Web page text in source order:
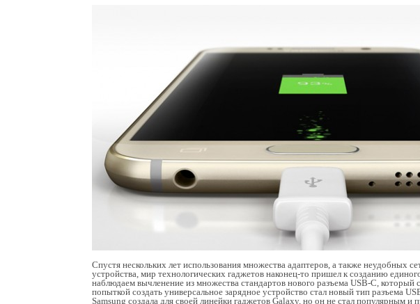
Спустя нескольких лет использования множества адаптеров, а также неудобных
устройства, мир технологических гаджетов наконец-то пришел к созданию
наблюдаем вычленение из множества стандартов нового разъема USB-C,
попыткой создать универсальное зарядное устройство стал новый тип разъема
Samsung создала для своей линейки гаджетов Galaxy, но он не стал популярным